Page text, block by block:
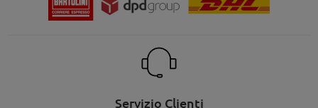
Servizio Clienti